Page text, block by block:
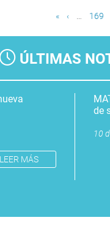
« ‹ … 169
ÚLTIMAS
LEER MÁS
de
10